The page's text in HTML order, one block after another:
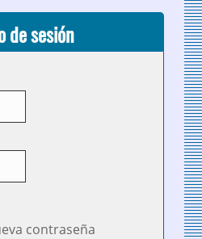
de sesión
contraseña